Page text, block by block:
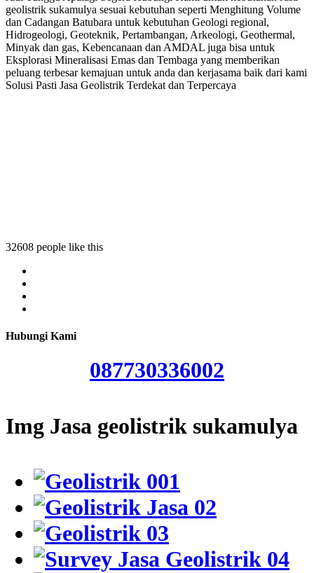
geolistrik sukamulya sesuai kebutuhan seperti Menghitung Volume
dan Cadangan Batubara untuk kebutuhan Geologi regional,
Hidrogeologi, Geoteknik, Pertambangan, Arkeologi, Geothermal,
Minyak dan gas, Kebencanaan dan AMDAL juga bisa untuk
Eksplorasi Mineralisasi Emas dan Tembaga yang memberikan
peluang terbesar kemajuan untuk anda dan kerjasama baik dari kami
Solusi Pasti Jasa Geolistrik Terdekat dan Terpercaya
32608 people like this
Hubungi Kami
087730336002
Img Jasa geolistrik sukamulya